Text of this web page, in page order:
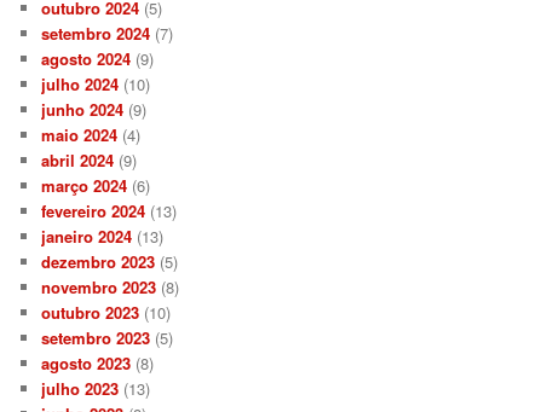
outubro 2024 (5)
setembro 2024 (7)
agosto 2024 (9)
julho 2024 (10)
junho 2024 (9)
maio 2024 (4)
abril 2024 (9)
março 2024 (6)
fevereiro 2024 (13)
janeiro 2024 (13)
dezembro 2023 (5)
novembro 2023 (8)
outubro 2023 (10)
setembro 2023 (5)
agosto 2023 (8)
julho 2023 (13)